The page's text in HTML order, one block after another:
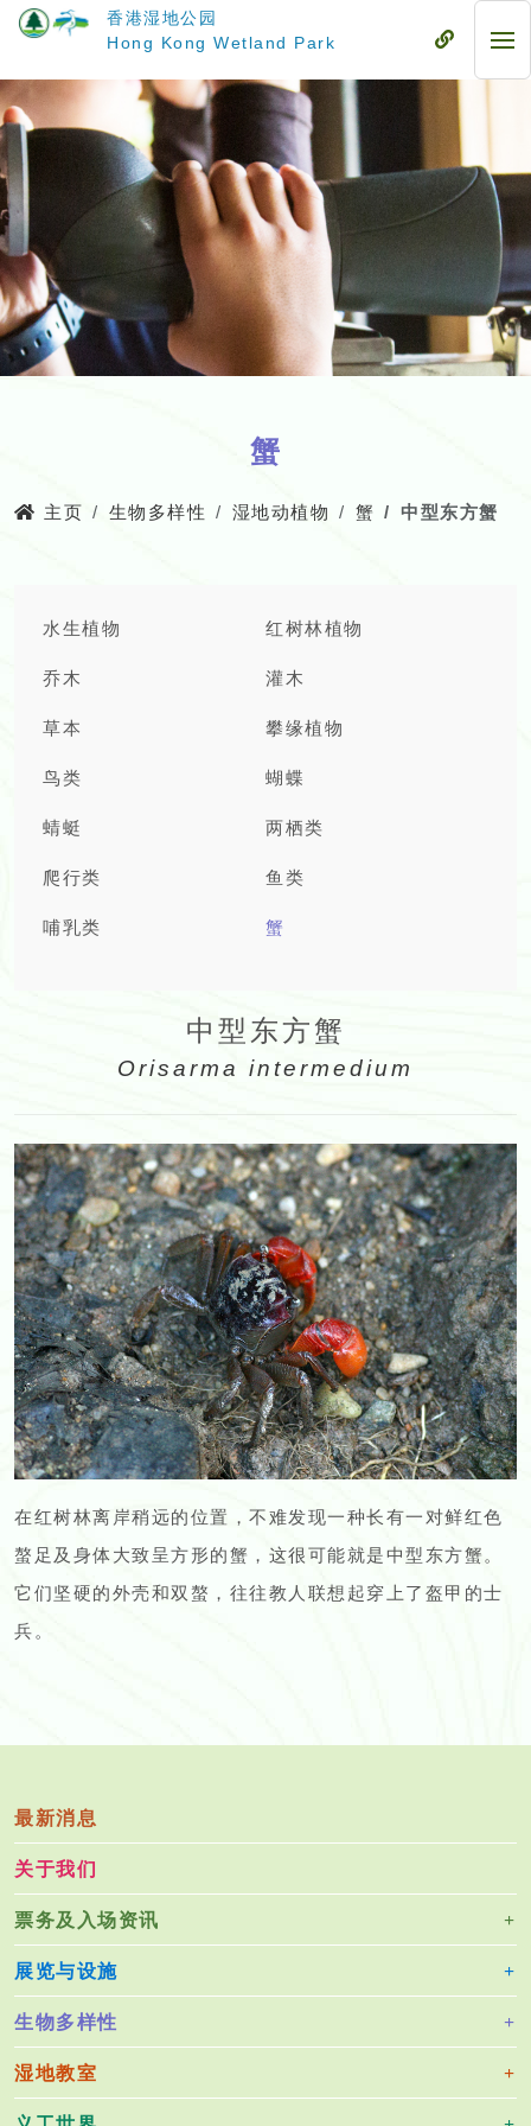
要
内
容
香港湿地公园
Hong Kong Wetland Park
流
流
动
蟹
主页 生物多样性 湿地动植物 蟹 中型东方蟹
水生植物 红树林植物
乔木 灌木
草本 攀缘植物
鸟类 蝴蝶
蜻蜓 两栖类
爬行类 鱼类
哺乳类 蟹
中型东方蟹
Orisarma intermedium
在红树林离岸稍远的位置，不难发现一种长有一对鲜红色
螯足及身体大致呈方形的蟹，这很可能就是中型东方蟹。
它们坚硬的外壳和双螯，往往教人联想起穿上了盔甲的士
兵。
最新消息
关于我们
票务及入场资讯
展览与设施
生物多样性
湿地教室